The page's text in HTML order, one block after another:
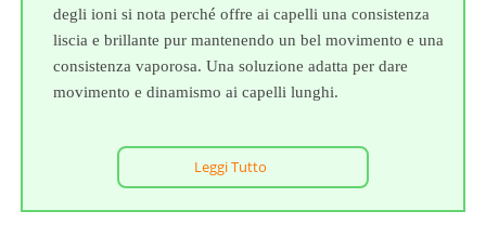
degli ioni si nota perché offre ai capelli una consistenza
liscia e brillante pur mantenendo un bel movimento e una
consistenza vaporosa. Una soluzione adatta per dare
movimento e dinamismo ai capelli lunghi.
Leggi Tutto